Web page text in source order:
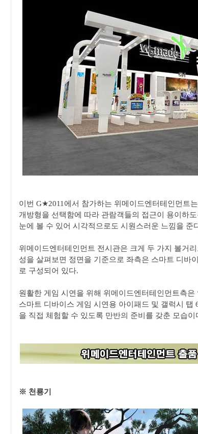
이번 G★2011에서 참가하는 위메이드엔터테인먼트
개방형을 선택함에 따라 관람객들의 접근이 용이하
눈에 볼 수 있어 시각적으로도 시원스러운 느낌을 준
위메이드엔터테인먼트 전시관은 크게 두 가지 볼거
성을 살펴보면 정면을 기준으로 좌측은 스마트 디바
로 구성되어 있다.
원활한 게임 시연을 위해 위메이드엔터테인먼트측은
스마트 디바이스 게임 시연용 아이패드 및 갤럭시 탭
을 직접 체험할 수 있도록 만반의 준비를 갖춘 모습이
※ 천룡기